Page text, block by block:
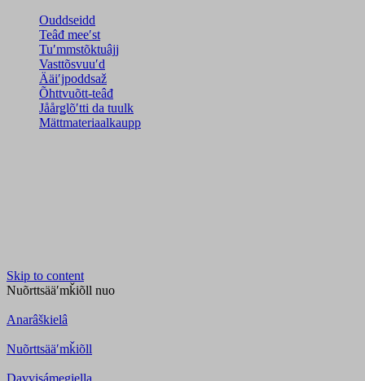
Ouddseidd
Teâđ meeʹst
Tuʹmmstõktuâjj
Vasttõsvuuʹd
Ääiʹjpoddsaž
Õhttvuõtt-teâđ
Jåårǥlõʹtti da tuulk
Mättmateriaalkaupp
Skip to content
Nuõrttsääʹmǩiõll nuo
Anarâškielâ
Nuõrttsääʹmǩiõll
Davvisámegiella